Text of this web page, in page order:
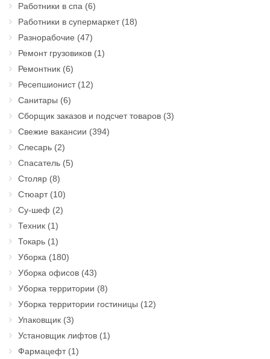
Работники в спа (6)
Работники в супермаркет(18)
Разнорабочие (47)
Ремонт грузовиков (1)
Ремонтник (6)
Ресепшионист(12)
Санитары (6)
Сборщик заказов и подсчет товаров (3)
Свежие вакансии (394)
Слесарь (2)
Спасатель (5)
Столяр (8)
Стюарт(10)
Су-шеф (2)
Техник (1)
Токарь (1)
Уборка (180)
Уборка офисов (43)
Уборка территории (8)
Уборка территории гостиницы (12)
Упаковщик (3)
Установщик лифтов (1)
Фармацефт(1)